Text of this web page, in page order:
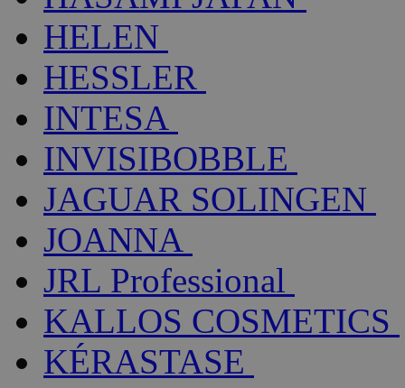
HELEN
HESSLER
INTESA
INVISIBOBBLE
JAGUAR SOLINGEN
JOANNA
JRL Professional
KALLOS COSMETICS
KÉRASTASE